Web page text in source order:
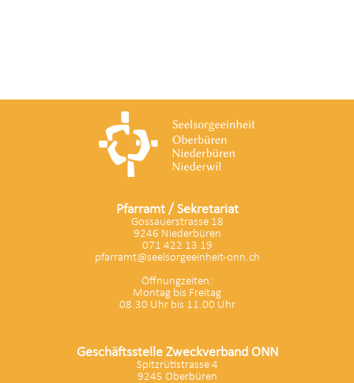
Pfarramt / Sekretariat
Gossauerstrasse 18
9246 Niederbüren
071 422 13 19
pfarramt@seelsorgeeinheit-onn.ch
Öffnungzeiten:
Montag bis Freitag
08.30 Uhr bis 11.00 Uhr
Geschäftsstelle Zweckverband ONN
Spitzrütistrasse 4
9245 Oberbüren